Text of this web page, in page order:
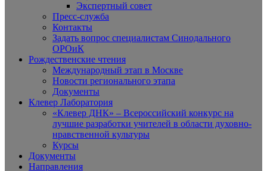
Экспертный совет
Пресс-служба
Контакты
Задать вопрос специалистам Синодального
ОРОиК
Рождественские чтения
Международный этап в Москве
Новости регионального этапа
Документы
Клевер Лаборатория
«Клевер ДНК» – Всероссийский конкурс на
лучшие разработки учителей в области духовно-
нравственной культуры
Курсы
Документы
Направления